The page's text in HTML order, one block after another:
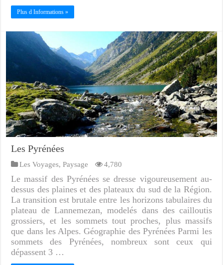
Plus d Informations »
Les Pyrénées
Les Voyages,Paysage 4,780
Le massif des Pyrénées se dresse vigoureusement au-
dessus des plaines et des plateaux du sud de la Région.
La transition est brutale entre les horizons tabulaires du
plateau de Lannemezan, modelés dans des cailloutis
grossiers, et les sommets tout proches, plus massifs
que dans les Alpes. Géographie des Pyrénées Parmi les
sommets des Pyrénées, nombreux sont ceux qui
dépassent 3 …